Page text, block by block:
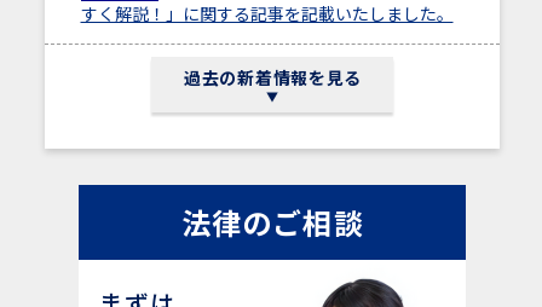
すく解説！」に関する記事を記載いたしました。
2023年09月1日
「解雇とは？日本の労働法制の特徴、
解雇の全体像を弁護士がわかりやすく解説」に関
2023年7月18日 午後19時～
弊所弁護士所属の委員会事業！２０２
過去の新着情報を見る
法律のご相談